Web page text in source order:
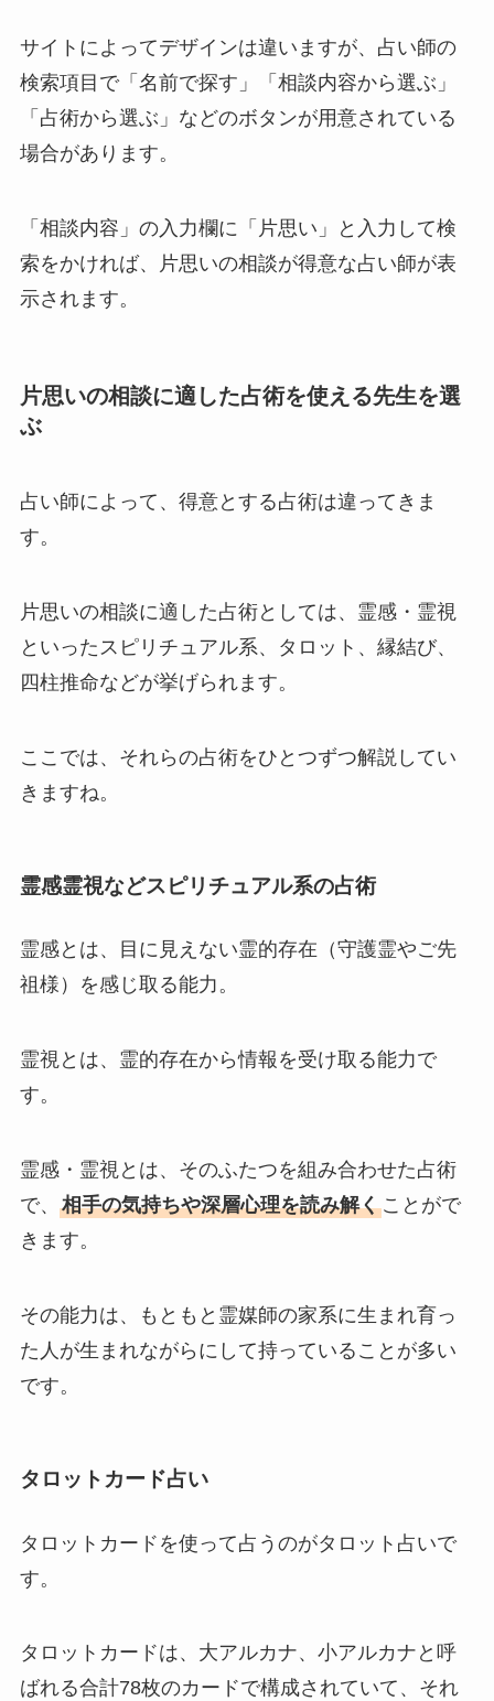
サイトによってデザインは違いますが、占い師の
検索項目で「名前で探す」「相談内容から選ぶ」
「占術から選ぶ」などのボタンが用意されている
場合があります。
「相談内容」の入力欄に「片思い」と入力して検
索をかければ、片思いの相談が得意な占い師が表
示されます。
片思いの相談に適した占術を使える先生を選
ぶ
占い師によって、得意とする占術は違ってきま
す。
片思いの相談に適した占術としては、霊感・霊視
といったスピリチュアル系、タロット、縁結び、
四柱推命などが挙げられます。
ここでは、それらの占術をひとつずつ解説してい
きますね。
霊感霊視などスピリチュアル系の占術
霊感とは、目に見えない霊的存在（守護霊やご先
祖様）を感じ取る能力。
霊視とは、霊的存在から情報を受け取る能力で
す。
霊感・霊視とは、そのふたつを組み合わせた占術
で、 相手の気持ちや深層心理を読み解くことがで
きます。
その能力は、もともと霊媒師の家系に生まれ育っ
た人が生まれながらにして持っていることが多い
です。
タロットカード占い
タロットカードを使って占うのがタロット占いで
す。
タロットカードは、大アルカナ、小アルカナと呼
ばれる合計78枚のカードで構成されていて、それ